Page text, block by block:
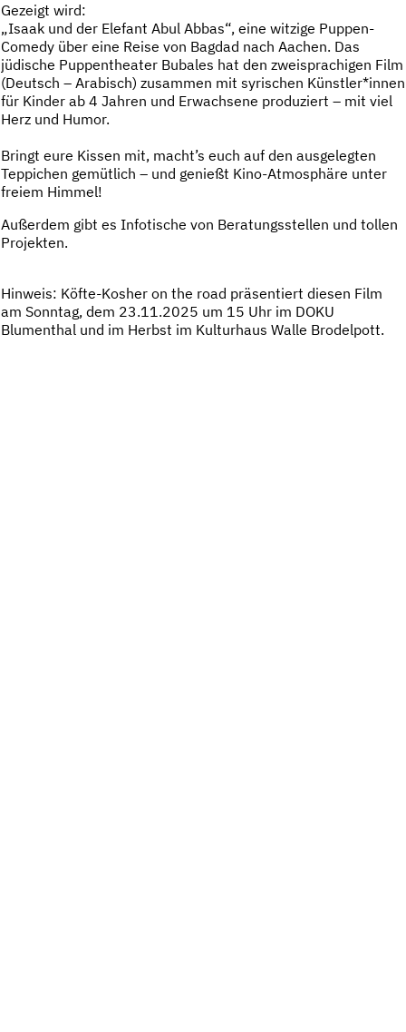
Gezeigt wird:
„Isaak und der Elefant Abul Abbas“, eine witzige Puppen-
Comedy über eine Reise von Bagdad nach Aachen. Das
jüdische Puppentheater Bubales hat den zweisprachigen Film
(Deutsch – Arabisch) zusammen mit syrischen Künstler*innen
für Kinder ab 4 Jahren und Erwachsene produziert – mit viel
Herz und Humor.
Bringt eure Kissen mit, macht’s euch auf den ausgelegten
Teppichen gemütlich – und genießt Kino-Atmosphäre unter
freiem Himmel!
Außerdem gibt es Infotische von Beratungsstellen und tollen
Projekten.
Hinweis: Köfte-Kosher on the road präsentiert diesen Film
am Sonntag, dem 23.11.2025 um 15 Uhr im DOKU
Blumenthal und im Herbst im Kulturhaus Walle Brodelpott.